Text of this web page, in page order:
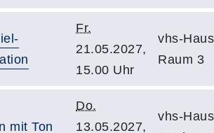
Fr.
21.05.2027,
15.00 Uhr
vhs-
Raum 3
mit Ton
Do.
13.05.2027,
vhs-